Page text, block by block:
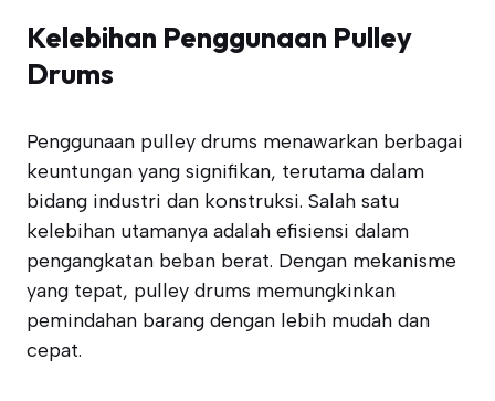
Kelebihan Penggunaan Pulley
Drums
Penggunaan pulley drums menawarkan berbagai
keuntungan yang signifikan, terutama dalam
bidang industri dan konstruksi. Salah satu
kelebihan utamanya adalah efisiensi dalam
pengangkatan beban berat. Dengan mekanisme
yang tepat, pulley drums memungkinkan
pemindahan barang dengan lebih mudah dan
cepat.